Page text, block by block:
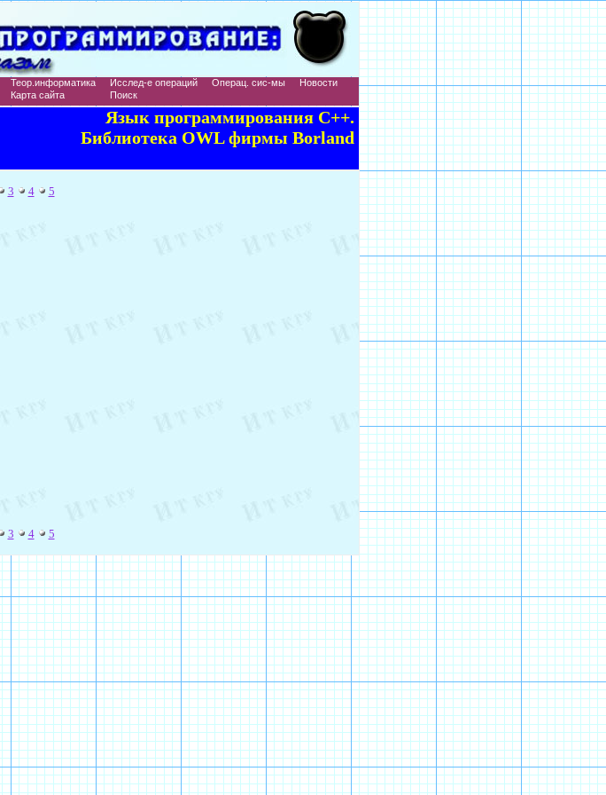
Теор.информатика Исслед-е операций Операц. сис-мы
Новости
Карта сайта Поиск
Язык программирования C++.
Библиотека OWL фирмы Borland
3 4 5
3 4 5